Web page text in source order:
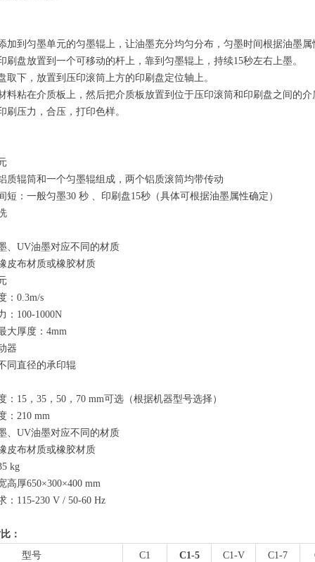
加到匀墨单元的匀墨辊上，让油墨充分均匀分布，匀墨时间根据油墨属
刷盘放置到一个可移动的杆上，靠到匀墨辊上，持续15秒左右上墨。
取下，放置到压印滚筒上方的印刷盘定位轴上。
料粘在介质板上，然后把介质板放置到位于压印滚筒和印刷盘之间的介
刷压力，合压，打印色样。
质辊筒和一个匀墨辊组成，两个铝质滚筒均带传动
短：一般匀墨30 秒 、印刷盘15秒（具体可根据油墨属性确定）
、UV油墨对应不同的材质
皮布材质或橡胶材质
：0.3m/s
：100-1000N
大厚度：4mm
器
同直径的承印辊
：15，35，50，70 mm可选（根据机器型号选择）
：210 mm
、UV油墨对应不同的材质
皮布材质或橡胶材质
kg
高厚650×300×400 mm
：115-230 V / 50-60 Hz
：
型号
C1 C1-5 C1-V C1-7